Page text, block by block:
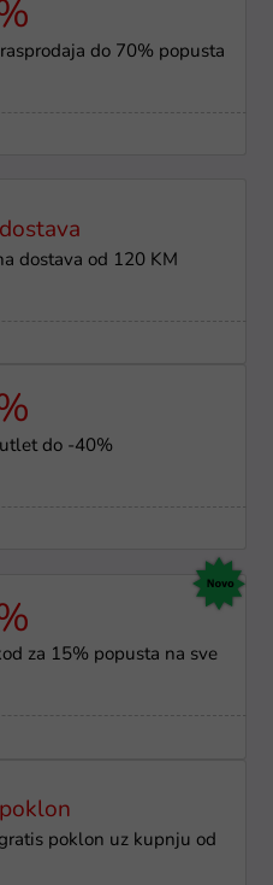
do 70% popusta
dostava od 120 KM
do -40%
za 15% popusta na sve
poklon uz kupnju od